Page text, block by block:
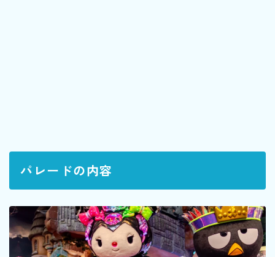
パレードの内容